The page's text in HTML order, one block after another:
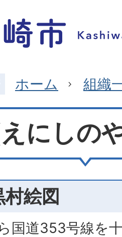
ホーム 組織
にしの
絵図
国道353号線を